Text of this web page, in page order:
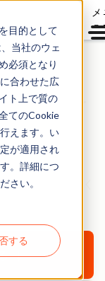
目的として
当社のウェ
必須となり
合わせた広
ト上で質の
てのCookie
えます。い
が適用され
。詳細につ
さい。
する
無料
料
活用して、
化にお役立てく
↓